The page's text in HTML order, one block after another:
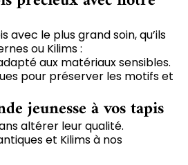
avec le plus grand soin, qu’ils
ou Kilims :
aux matériaux sensibles.
pour préserver les motifs et
jeunesse à vos tapis
altérer leur qualité.
et Kilims à nos